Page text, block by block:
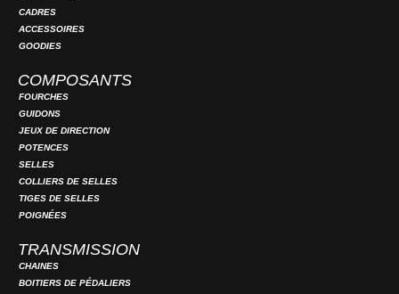
CADRES
ACCESSOIRES
GOODIES
COMPOSANTS
FOURCHES
GUIDONS
JEUX DE DIRECTION
POTENCES
SELLES
COLLIERS DE SELLES
TIGES DE SELLES
POIGNÉES
TRANSMISSION
CHAINES
BOITIERS DE PÉDALIERS